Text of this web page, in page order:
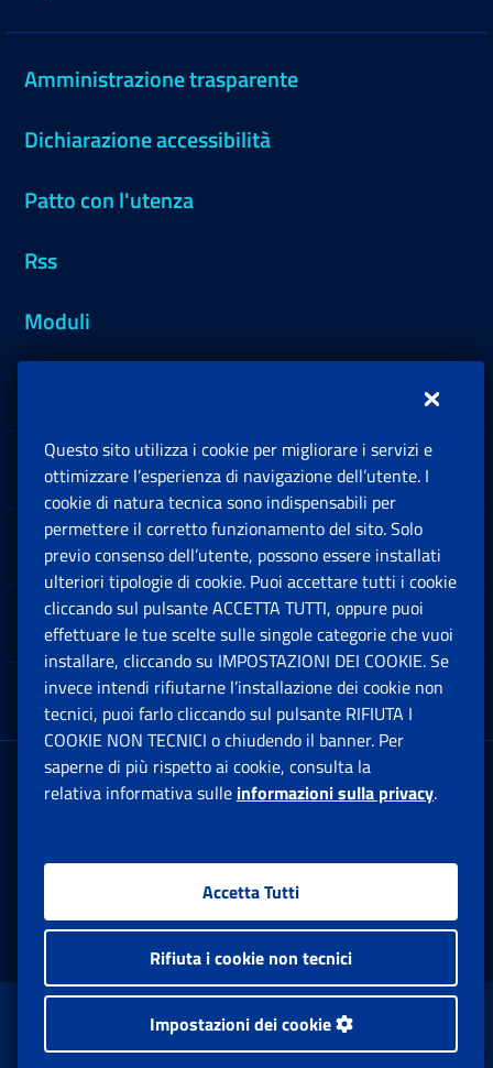
Amministrazione trasparente
Dichiarazione accessibilità
Patto con l'utenza
Rss
Moduli
Sedi e Contatti
Software
Note Legali
App mobile
Sede Legale : Via Ciro il Grande, 21
00144 Roma
Facebook: Apre una nuova finestra
Twitter: Apre una nuova finestra
Whatsapp: Apre una nuova
Youtube: Apre una
Instagram:
www.inps.gov.it © 1997-2026
Istituto Nazionale Previdenza Sociale.
Questo sito utilizza i cookie per migliorare i servizi e
ottimizzare l’esperienza di navigazione dell’utente. I
cookie di natura tecnica sono indispensabili per
permettere il corretto funzionamento del sito. Solo
previo consenso dell’utente, possono essere installati
ulteriori tipologie di cookie. Puoi accettare tutti i cookie
cliccando sul pulsante ACCETTA TUTTI, oppure puoi
effettuare le tue scelte sulle singole categorie che vuoi
installare, cliccando su IMPOSTAZIONI DEI COOKIE. Se
invece intendi rifiutarne l’installazione dei cookie non
tecnici, puoi farlo cliccando sul pulsante RIFIUTA I
COOKIE NON TECNICI o chiudendo il banner. Per
saperne di più rispetto ai cookie, consulta la
relativa informativa sulle informazioni sulla privacy.
Accetta Tutti
Rifiuta i cookie non tecnici
Impostazioni dei cookie